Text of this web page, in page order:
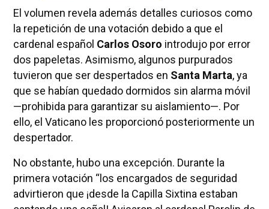
El volumen revela además detalles curiosos como
la repetición de una votación debido a que el
cardenal español Carlos Osoro introdujo por error
dos papeletas. Asimismo, algunos purpurados
tuvieron que ser despertados en Santa Marta, ya
que se habían quedado dormidos sin alarma móvil
—prohibida para garantizar su aislamiento—. Por
ello, el Vaticano les proporcionó posteriormente un
despertador.
No obstante, hubo una excepción. Durante la
primera votación “los encargados de seguridad
advirtieron que ¡desde la Capilla Sixtina estaban